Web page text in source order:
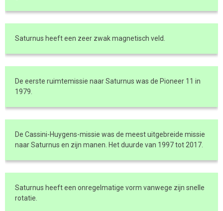
Saturnus heeft een zeer zwak magnetisch veld.
De eerste ruimtemissie naar Saturnus was de Pioneer 11 in
1979.
De Cassini-Huygens-missie was de meest uitgebreide missie
naar Saturnus en zijn manen. Het duurde van 1997 tot 2017.
Saturnus heeft een onregelmatige vorm vanwege zijn snelle
rotatie.